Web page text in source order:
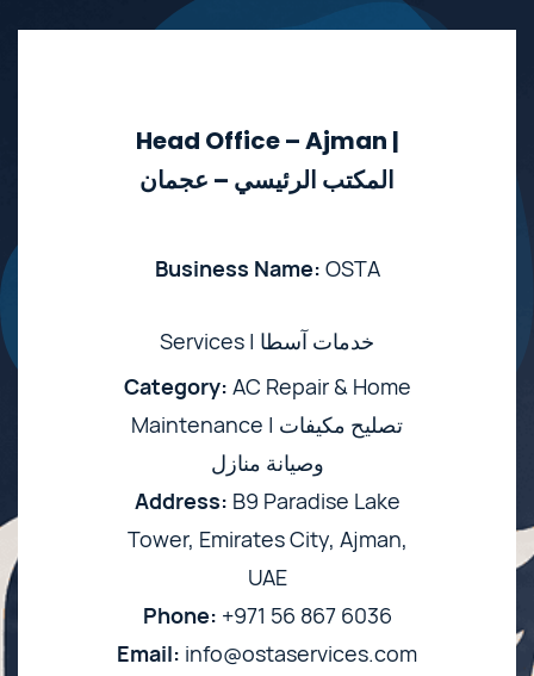
Head Office – Ajman |
المكتب الرئيسي – عجمان
Business Name: OSTA
Services | خدمات آسطا
Category: AC Repair & Home
Maintenance | تصليح مكيفات
وصيانة منازل
Address: B9 Paradise Lake
Tower, Emirates City, Ajman,
UAE
Phone: +971 56 867 6036
Email: info@ostaservices.com